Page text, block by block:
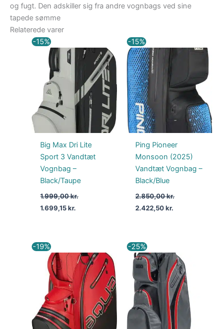
og fugt. Den adskiller sig fra andre vognbags ved sine
tapede sømme
Relaterede varer
-15%
Big Max Dri Lite
Sport 3 Vandtæt
Vognbag –
Black/Taupe
1.999,00kr.
Den
oprindelige
pris
var:
1.999,00 kr..
1.699,15kr.
aktuelle
pris
1.699,15 kr..
-15%
Ping Pioneer
Monsoon (2025)
Vandtæt Vognbag –
Black/Blue
2.850,00kr.
Den
oprindelige
pris
var:
2.850,00 kr..
2.422,50kr.
aktuelle
2.422,50 kr..
-19%
Den
oprindelige
pris
var:
2.399,00 kr..
aktuelle
pris
er:
1.949,00 kr..
-25%
Den
oprindelige
pris
var:
1.999,00 kr..
aktuelle
pris
er:
1.499,00 kr..